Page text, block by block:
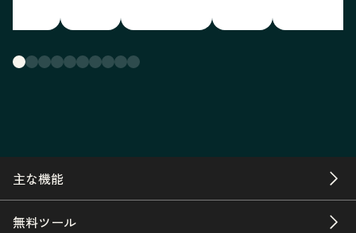
主な機能
無料ツール